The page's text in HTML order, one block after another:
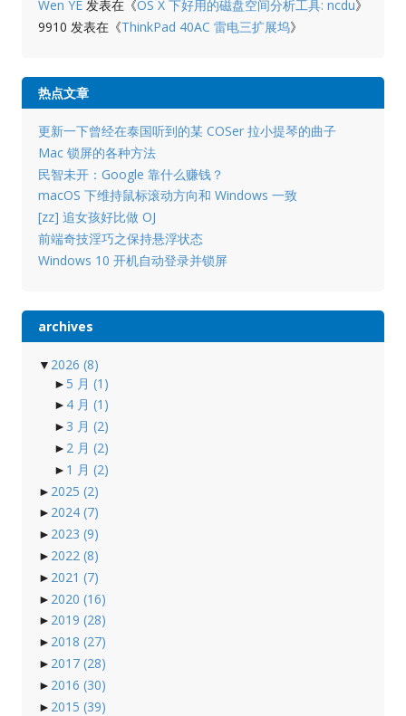
Wen YE发表在《OS X 下好用的磁盘空间分析工具: ncdu》
9910 发表在《ThinkPad 40AC 雷电三扩展坞》
热点文章
更新一下曾经在泰国听到的某 COSer 拉小提琴的曲子
Mac 锁屏的各种方法
民智未开：Google 靠什么赚钱？
macOS 下维持鼠标滚动方向和 Windows 一致
[zz] 追女孩好比做 OJ
前端奇技淫巧之保持悬浮状态
Windows 10 开机自动登录并锁屏
archives
▼ 2026 (8)
► 5 月 (1)
► 4 月 (1)
► 3 月 (2)
► 2 月 (2)
► 1 月 (2)
► 2025 (2)
► 2024 (7)
► 2023 (9)
► 2022 (8)
► 2021 (7)
► 2020 (16)
► 2019 (28)
► 2018 (27)
► 2017 (28)
► 2016 (30)
► 2015 (39)